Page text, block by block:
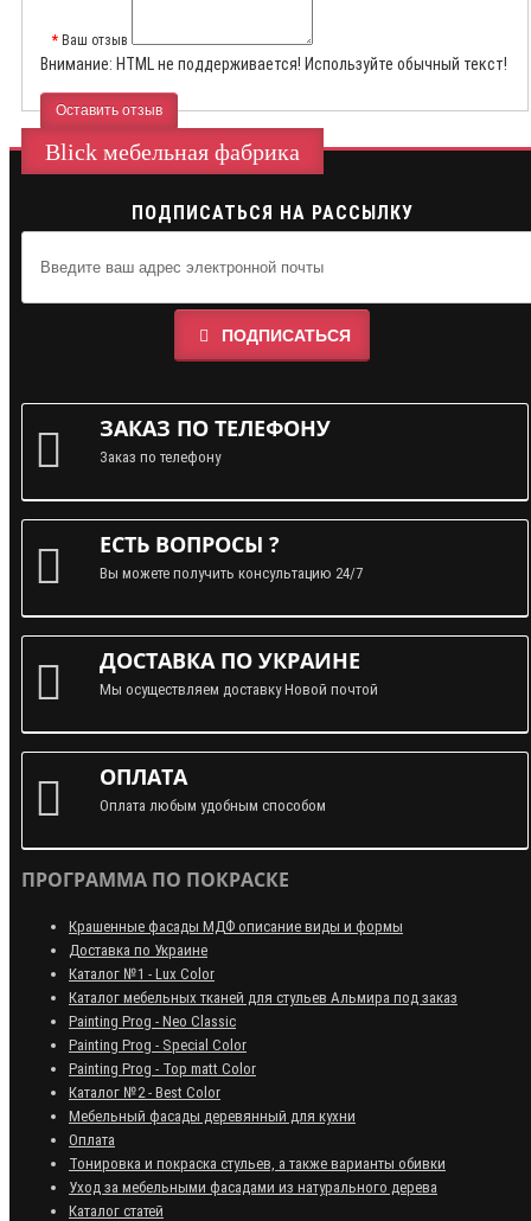
Ваш отзыв
Внимание: HTML не поддерживается! Используйте обычный текст!
Оставить отзыв
Blick мебельная фабрика
ПОДПИСАТЬСЯ НА РАССЫЛКУ
ПОДПИСАТЬСЯ
ЗАКАЗ ПО ТЕЛЕФОНУ
Заказ по телефону
ЕСТЬ ВОПРОСЫ ?
Вы можете получить консультацию 24/7
ДОСТАВКА ПО УКРАИНЕ
Мы осуществляем доставку Новой почтой
ОПЛАТА
Оплата любым удобным способом
ПРОГРАММА ПО ПОКРАСКЕ
Крашенные фасады МДФ описание виды и формы
Доставка по Украине
Каталог №1 - Lux Color
Каталог мебельных тканей для стульев Альмира под заказ
Painting Prog - Neo Classiс
Painting Prog - Special Color
Painting Prog - Top matt Color
Каталог №2 - Best Color
Мебельный фасады деревянный для кухни
Оплата
Тонировка и покраска стульев, а также варианты обивки
Уход за мебельными фасадами из натурального дерева
Каталог статей